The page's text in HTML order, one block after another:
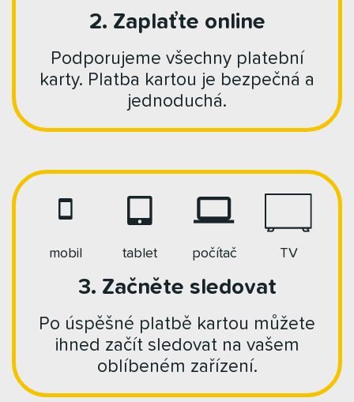
2. Zaplaťte online
Podporujeme všechny platební
karty. Platba kartou je bezpečná a
jednoduchá.
mobil tablet počítač TV
3. Začněte sledovat
Po úspěšné platbě kartou můžete
ihned začít sledovat na vašem
oblíbeném zařízení.